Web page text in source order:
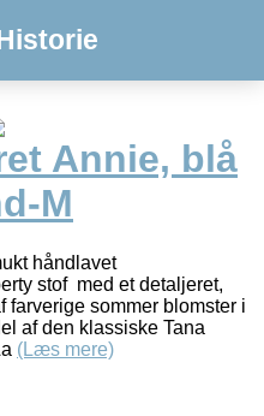
Annie, blå
M
håndlavet
stof med et detaljeret,
sommer blomster i
af den klassiske Tana
(Læs mere)